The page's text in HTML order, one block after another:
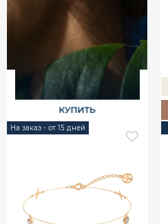
На заказ - от 15 дней